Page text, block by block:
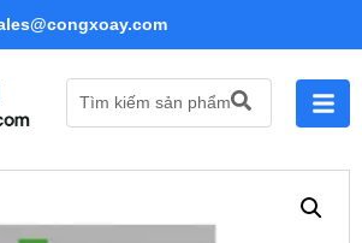
Tìm kiếm sản phẩm